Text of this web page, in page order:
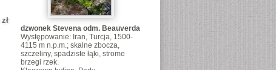
zł
dzwonek Stevena odm. Beauverda
Występowanie: Iran, Turcja, 1500-
4115 m n.p.m.; skalne zbocza,
szczeliny, spadziste łąki, strome
brzegi rzek.